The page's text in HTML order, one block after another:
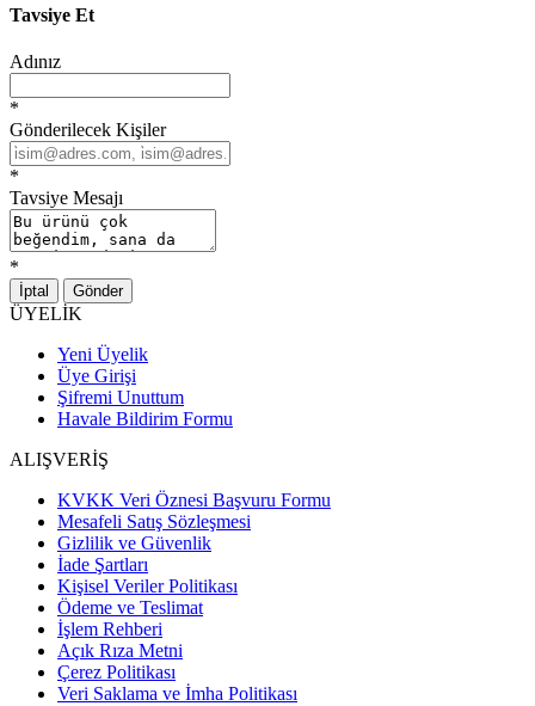
Tavsiye Et
Adınız
*
Gönderilecek Kişiler
*
Tavsiye Mesajı
*
İptal Gönder
ÜYELİK
Yeni Üyelik
Üye Girişi
Şifremi Unuttum
Havale Bildirim Formu
ALIŞVERİŞ
KVKK Veri Öznesi Başvuru Formu
Mesafeli Satış Sözleşmesi
Gizlilik ve Güvenlik
İade Şartları
Kişisel Veriler Politikası
Ödeme ve Teslimat
İşlem Rehberi
Açık Rıza Metni
Çerez Politikası
Veri Saklama ve İmha Politikası